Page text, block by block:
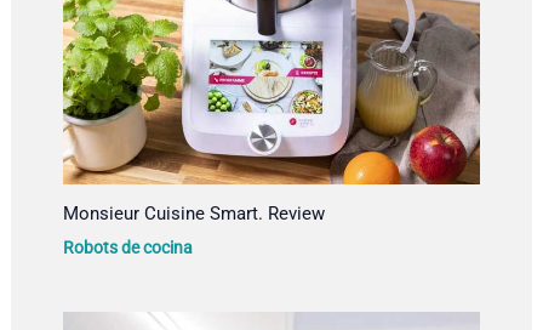
Monsieur Cuisine Smart. Review
Robots de cocina